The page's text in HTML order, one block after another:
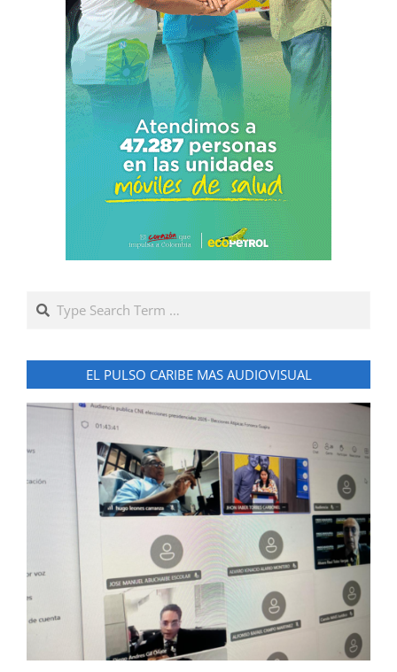
Search
EL PULSO CARIBE MAS AUDIOVISUAL